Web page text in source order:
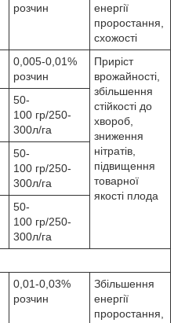
розчин
енергії
проростання,
схожості
0,005-0,01%
розчин
Приріст
врожайності,
збільшення
стійкості до
хвороб,
зниження
нітратів,
підвищення
товарної
якості плода
50-
100 гр/250-
300л/га
50-
100 гр/250-
300л/га
50-
100 гр/250-
300л/га
0,01-0,03%
розчин
Збільшення
енергії
проростання,